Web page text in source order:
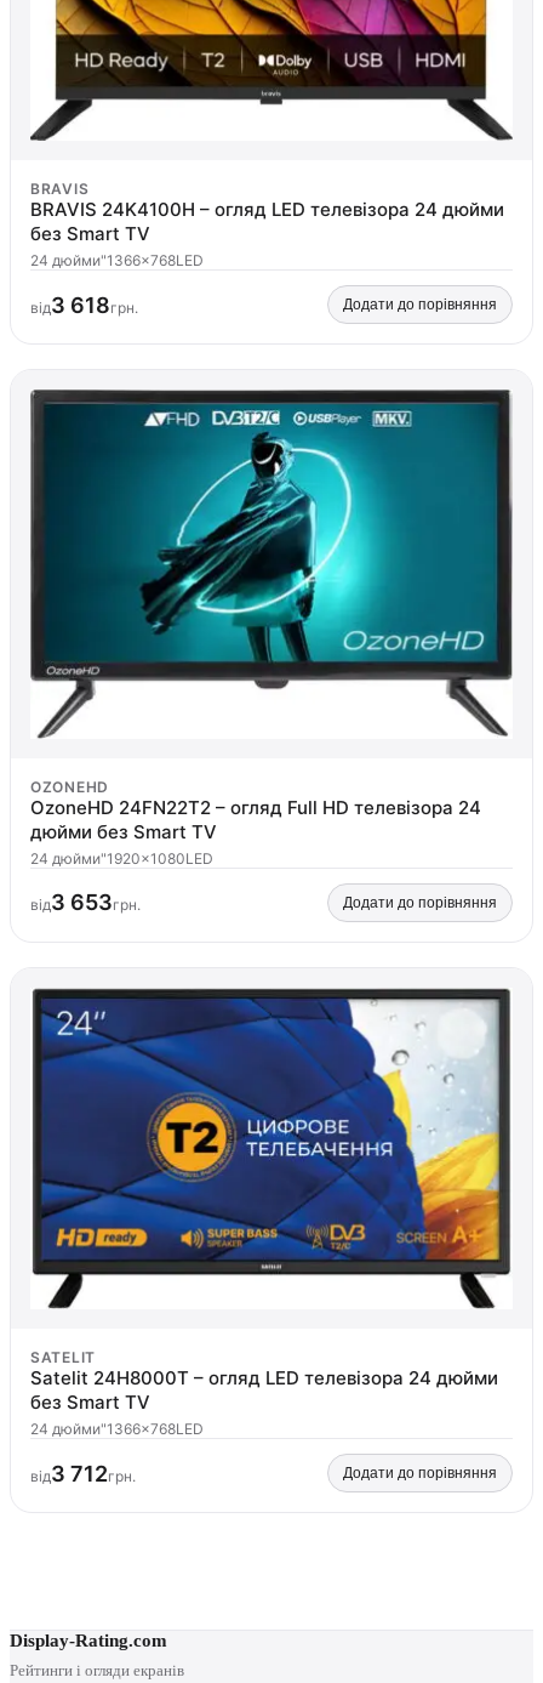
BRAVIS
BRAVIS 24K4100H – огляд LED телевізора 24 дюйми
без Smart TV
24 дюйми"1366×768LED
від3 618грн. Додати до порівняння
OZONEHD
OzoneHD 24FN22T2 – огляд Full HD телевізора 24
дюйми без Smart TV
24 дюйми"1920×1080LED
від3 653грн. Додати до порівняння
SATELIT
Satelit 24H8000T – огляд LED телевізора 24 дюйми
без Smart TV
24 дюйми"1366×768LED
від3 712грн. Додати до порівняння
Display-Rating.com
Рейтинги і огляди екранів